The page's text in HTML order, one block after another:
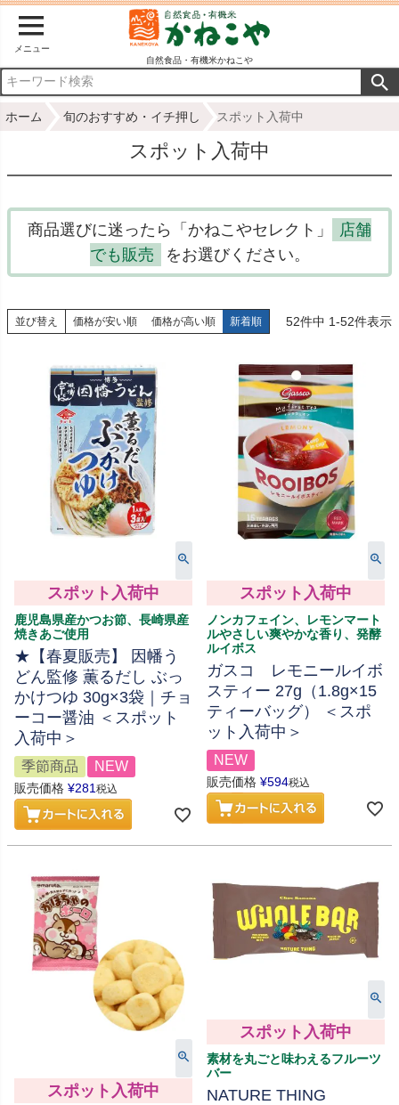
メニュー
自然食品・有機米かねこや
ホーム 旬のおすすめ・イチ押し スポット入荷中
スポット入荷中
商品選びに迷ったら「かねこやセレクト」
店舗
でも販売
をお選びください。
並び替え 価格が安い順 価格が高い順 新着順 52件中 1-52件表示
スポット入荷中
鹿児島県産かつお節、長崎県産
焼きあご使用
★【春夏販売】 因幡う
どん監修 薫るだし ぶっ
かけつゆ 30g×3袋｜チョ
ーコー醤油 ＜スポット
入荷中＞
季節商品 NEW
販売価格 ¥281税込
スポット入荷中
ノンカフェイン、レモンマート
ルやさしい爽やかな香り、発酵
ルイボス
ガスコ レモニールイボ
スティー 27g（1.8g×15
ティーバッグ） ＜スポ
ット入荷中＞
NEW
販売価格 ¥594税込
スポット入荷中
スポット入荷中
素材を丸ごと味わえるフルーツ
バー
NATURE THING